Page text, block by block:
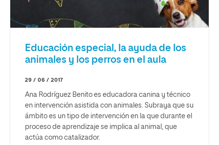
Educación especial, la ayuda de los
animales y los perros en el aula
29 / 06 / 2017
Ana Rodríguez Benito es educadora canina y técnico
en intervención asistida con animales. Subraya que su
ámbito es un tipo de intervención en la que durante el
proceso de aprendizaje se implica al animal, que
actúa como catalizador.